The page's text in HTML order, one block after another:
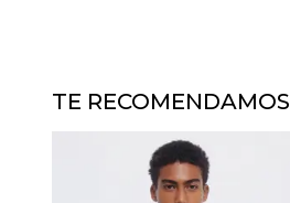
TE RECOMENDAMOS